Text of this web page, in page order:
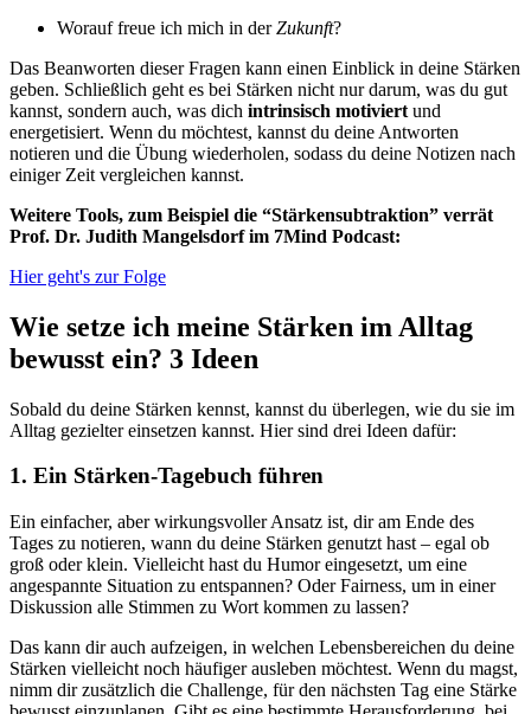
Worauf freue ich mich in derZukunft?
Das Beanworten dieser Fragen kann einen Einblick in deine Stärken
geben. Schließlich geht es bei Stärken nicht nur darum, was du gut
kannst, sondern auch, was dich intrinsisch motiviert und
energetisiert. Wenn du möchtest, kannst du deine Antworten
notieren und die Übung wiederholen, sodass du deine Notizen nach
einiger Zeit vergleichen kannst.
Weitere Tools, zum Beispiel die “Stärkensubtraktion” verrät
Prof. Dr. Judith Mangelsdorf im 7Mind Podcast:
Hier geht's zur Folge
Wie setze ich meine Stärken im Alltag
bewusst ein? 3 Ideen
Sobald du deine Stärken kennst, kannst du überlegen, wie du sie im
Alltag gezielter einsetzen kannst. Hier sind drei Ideen dafür:
1. Ein Stärken-Tagebuch führen
Ein einfacher, aber wirkungsvoller Ansatz ist, dir am Ende des
Tages zu notieren, wann du deine Stärken genutzt hast – egal ob
groß oder klein. Vielleicht hast du Humor eingesetzt, um eine
angespannte Situation zu entspannen? Oder Fairness, um in einer
Diskussion alle Stimmen zu Wort kommen zu lassen?
Das kann dir auch aufzeigen, in welchen Lebensbereichen du deine
Stärken vielleicht noch häufiger ausleben möchtest. Wenn du magst,
nimm dir zusätzlich die Challenge, für den nächsten Tag eine Stärke